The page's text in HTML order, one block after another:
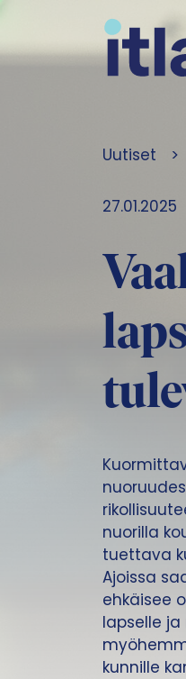
Uutiset >
27.01.2025
nuorilla
tuettava
Ajoissa
ehkäisee
lapselle
kunnille